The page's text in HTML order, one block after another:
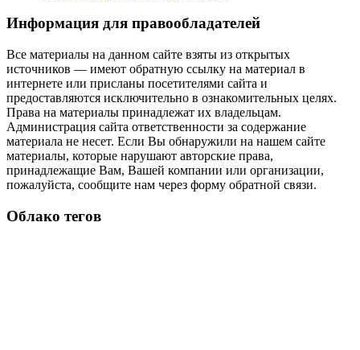
Информация для правообладателей
Все материалы на данном сайте взяты из открытых
источников — имеют обратную ссылку на материал в
интернете или присланы посетителями сайта и
предоставляются исключительно в ознакомительных целях.
Права на материалы принадлежат их владельцам.
Администрация сайта ответственности за содержание
материала не несет. Если Вы обнаружили на нашем сайте
материалы, которые нарушают авторские права,
принадлежащие Вам, Вашей компании или организации,
пожалуйста, сообщите нам через форму обратной связи.
Облако тегов